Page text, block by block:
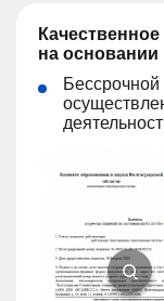
на основании
Бессрочной